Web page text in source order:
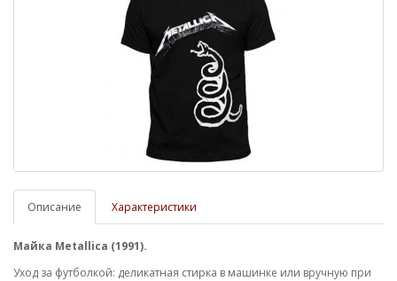
Описание Характеристики
Майка Metallica (1991).
Уход за футболкой: деликатная стирка в машинке или вручную при